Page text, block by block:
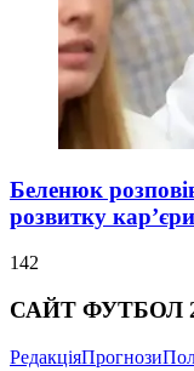
Беленюк
розвитку
142
САЙТ ФУТБОЛ
РедакціяПрогнози